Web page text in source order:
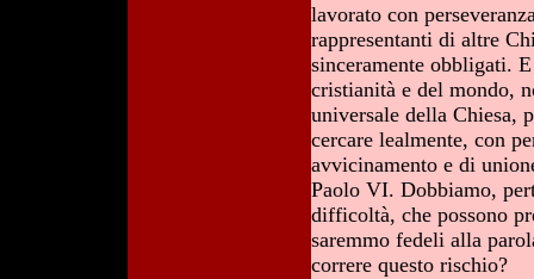
lavorato con
rappresentanti di altre
sinceramente obbligati.
cristianità e del mondo,
universale della Chiesa,
cercare lealmente, con
avvicinamento e di
Paolo VI. Dobbiamo,
difficoltà, che possono
saremmo fedeli alla
correre questo rischio?